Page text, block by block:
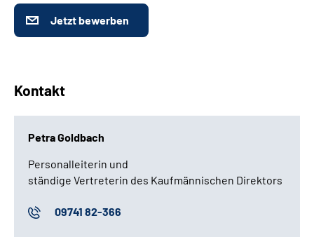
Jetzt bewerben
Kontakt
Petra Goldbach
Personalleiterin und
ständige Vertreterin des Kaufmännischen Direktors
09741 82-366